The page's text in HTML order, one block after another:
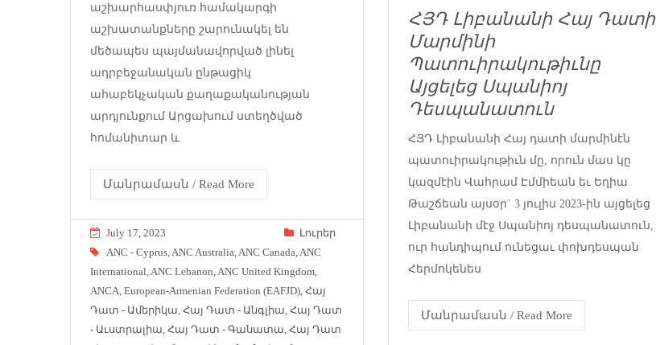
աշխարհասփյուռ համակարգի
աշխատանքները շարունակել են
մեծապես պայմանավորված լինել
ադրբեջանական ընթացիկ
ահաբեկչական քաղաքականության
արդյունքում Արցախում ստեղծված
հոմանիտար և
Մանրամասն / Read More
July 17, 2023
Լուրեր
ANC - Cyprus ANC Australia ANC Canada ANC
International ANC Lebanon ANC United Kingdom
ANCA European-Armenian Federation (EAFJD) Հայ
Դատ - Ամերիկա Հայ Դատ - Անգլիա Հայ Դատ
- Աւստրալիա Հայ Դատ - Գանատա Հայ Դատ
ՀՅԴ Լիբանանի Հայ Դատի
Մարմինի
Պատուիրակութիւնը
Այցելեց Սպանիոյ
Դեսպանատուն
ՀՅԴ Լիբանանի Հայ դատի մարմինէն
պատուիրակութիւն մը, որուն մաս կը
կազմէին Վահրամ Էմմիեան եւ Եղիա
Թաշճեան այսօր` 3 յուլիս 2023-ին այցելեց
Լիբանանի մէջ Սպանիոյ դեսպանատուն,
ուր հանդիպում ունեցաւ փոխդեսպան
Հերմոկենես
Մանրամասն / Read More